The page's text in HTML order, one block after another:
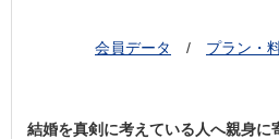
会員データ / プラン・
結婚を真剣に考えている人へ親身に